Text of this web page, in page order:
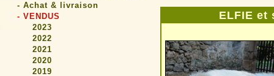
- Achat & livraison
- VENDUS
2023
2022
2021
2020
2019
ELFIE et